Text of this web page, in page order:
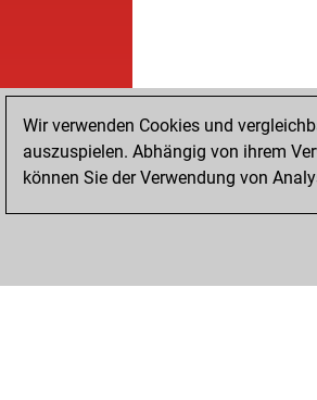
Wir verwenden Cookies und
auszuspielen. Abhängig von ihrem
können Sie der Verwendung von